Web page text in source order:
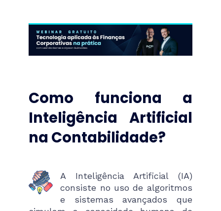
Como funciona a
Inteligência Artificial
na Contabilidade?
A Inteligência Artificial (IA)
consiste no uso de algoritmos
e sistemas avançados que